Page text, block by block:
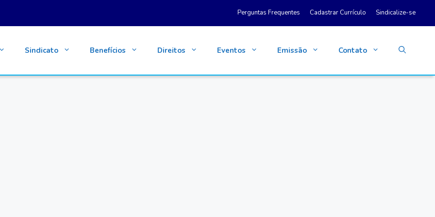
Perguntas Frequentes Cadastrar Currículo Sindicalize-se
Sindicato Benefícios Direitos Eventos Emissão Contato